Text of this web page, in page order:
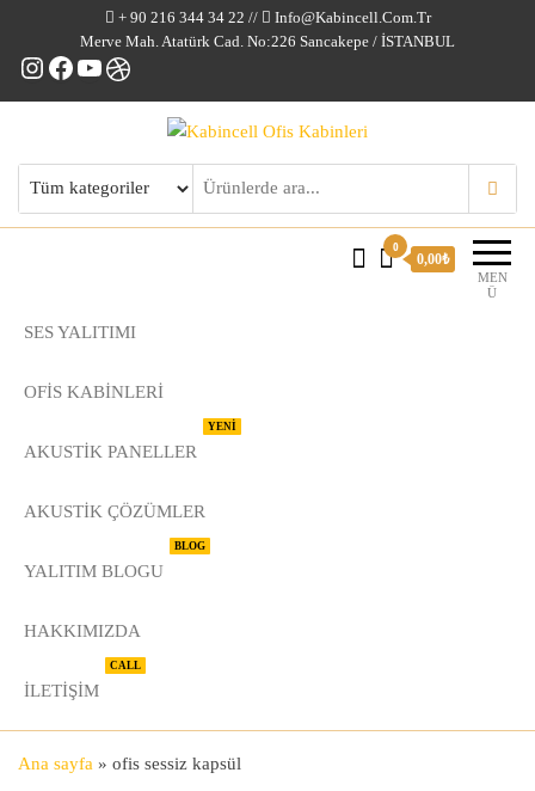
+ 90 216 344 34 22 //
Info@kabincell.com.tr
Merve Mah. Atatürk Cad. No:226 Sancakepe / İSTANBUL
Instagram
Facebook
YouTube
Dribbble
Kabincell Ofis Kabinleri
MEN
Ü
0
0,00₺
SES YALITIMI
OFİS KABİNLERİ
AKUSTİK PANELLER
YENİ
AKUSTIK ÇÖZÜMLER
YALITIM BLOGU
BLOG
HAKKIMIZDA
İLETIŞIM
CALL
Ana sayfa » ofis sessiz kapsül